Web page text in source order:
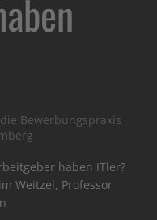
Bewerbungspraxis
haben ITler?
Weitzel, Professor